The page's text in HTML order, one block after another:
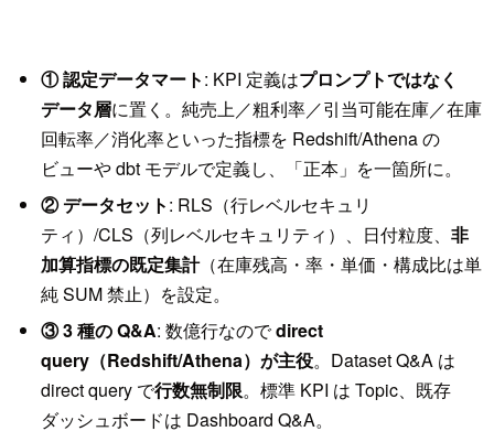
① 認定データマート: KPI 定義はプロンプトではなく
データ層に置く。純売上／粗利率／引当可能在庫／在庫
回転率／消化率といった指標を Redshift/Athena の
ビューや dbt モデルで定義し、「正本」を一箇所に。
② データセット: RLS（行レベルセキュリ
ティ）/CLS（列レベルセキュリティ）、日付粒度、 非
加算指標の既定集計（在庫残高・率・単価・構成比は単
純 SUM 禁止）を設定。
③ 3 種の Q&A: 数億行なのでdirect
query（Redshift/Athena）が主役。Dataset Q&A は
direct query で行数無制限。標準 KPI は Topic、既存
ダッシュボードは Dashboard Q&A。